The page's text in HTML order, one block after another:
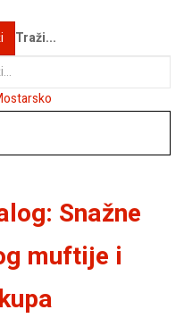
Traži...
Snažne
muftije i